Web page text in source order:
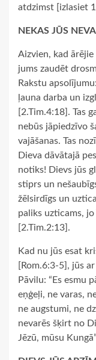
atdzimst [izlasiet
NEKAS JŪS
Aizvien, kad
jums zaudēt
Rakstu
ļauna darba un
[2.Tim.4:18]. Tas
nebūs jāpiedzīvo
vajāšanas. Tas
Dieva dāvātajā
notiks! Dievs jūs
stiprs un
žēlsirdīgs un
paliks uzticams,
[2.Tim.2:13].
Kad nu jūs esat
[Rom.6:3-5], jūs
Pāvilu: “Es esmu
eņģeļi, ne varas,
ne augstumi, ne
nevarēs šķirt no
Jēzū, mūsu